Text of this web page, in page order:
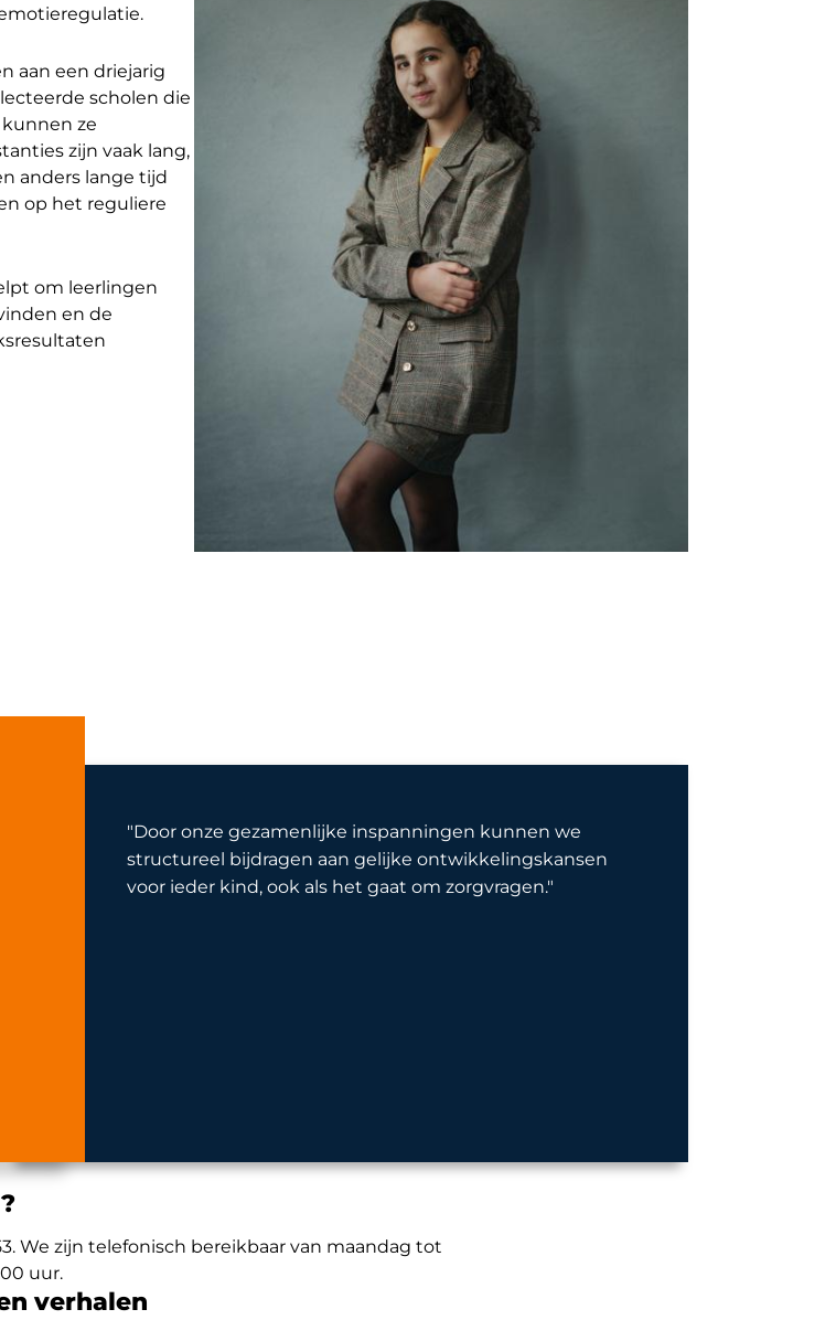
.
aan een driejarig
scholen die
ze
zijn vaak lang,
anders lange tijd
op het reguliere
om leerlingen
en de
"Door onze gezamenlijke inspanningen kunnen we
structureel bijdragen aan gelijke ontwikkelingskansen
voor ieder kind, ook als het gaat om zorgvragen."
We zijn telefonisch bereikbaar van maandag tot
uur.
verhalen